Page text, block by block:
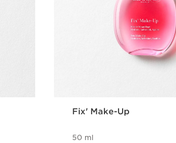
Fix' Make-Up
50 ml